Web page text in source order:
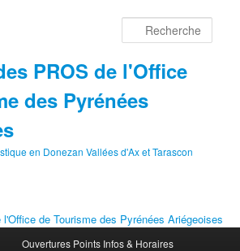
PROS de l'Office
des Pyrénées
en Donezan Vallées d'Ax et Tarascon
Ouvertures Points Infos & Horaires